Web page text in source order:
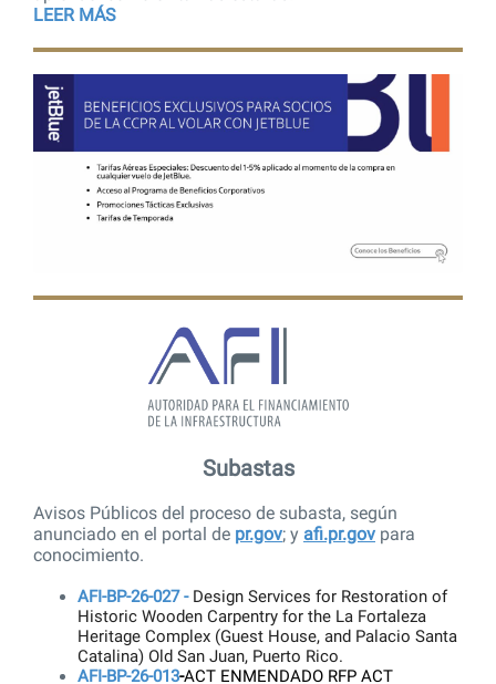
LEER MÁS
Subastas
Avisos Públicos del proceso de subasta, según
anunciado en el portal de pr.gov; y afi.pr.gov para
conocimiento.
AFI-BP-26-027 - Design Services for Restoration of
Historic Wooden Carpentry for the La Fortaleza
Heritage Complex (Guest House, and Palacio Santa
Catalina) Old San Juan, Puerto Rico.
AFI-BP-26-013-ACT ENMENDADO RFP ACT